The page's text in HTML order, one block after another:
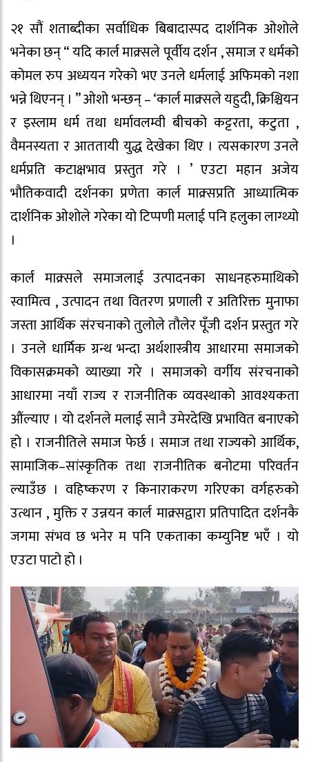
२१ सौं शताब्दीका सर्वाधिक बिबादास्पद दार्शनिक ओशोले
भनेका छन् “ यदि कार्ल माक्र्सले पूर्वीय दर्शन , समाज र धर्मको
कोमल रुप अध्ययन गरेको भए उनले धर्मलाई अफिमको नशा
भन्ने थिएनन् । ” ओशो भन्छन् – ‘कार्ल माक्र्सले यहुदी, क्रिश्चियन
र इस्लाम धर्म तथा धर्मावलम्वी बीचको कट्टरता, कटुता ,
वैमनस्यता र आततायी युद्ध देखेका थिए । त्यसकारण उनले
धर्मप्रति कटाक्षभाव प्रस्तुत गरे । ’ एउटा महान अजेय
भौतिकवादी दर्शनका प्रणेता कार्ल माक्र्सप्रति आध्यात्मिक
दार्शनिक ओशोले गरेका यो टिप्पणी मलाई पनि हलुका लाग्थ्यो
।
कार्ल माक्र्सले समाजलाई उत्पादनका साधनहरुमाथिको
स्वामित्व , उत्पादन तथा वितरण प्रणाली र अतिरिक्त मुनाफा
जस्ता आर्थिक संरचनाको तुलोले तौलेर पूँजी दर्शन प्रस्तुत गरे
। उनले धार्मिक ग्रन्थ भन्दा अर्थशास्त्रीय आधारमा समाजको
विकासक्रमको व्याख्या गरे । समाजको वर्गीय संरचनाको
आधारमा नयाँ राज्य र राजनीतिक व्यवस्थाको आवश्यकता
औंल्याए । यो दर्शनले मलाई सानै उमेरदेखि प्रभावित बनाएको
हो । राजनीतिले समाज फेर्छ । समाज तथा राज्यको आर्थिक,
सामाजिक–सांस्कृतिक तथा राजनीतिक बनोटमा परिवर्तन
ल्याउँछ । वहिष्करण र किनाराकरण गरिएका वर्गहरुको
उत्थान , मुक्ति र उन्नयन कार्ल माक्र्सद्वारा प्रतिपादित दर्शनकै
जगमा संभव छ भनेर म पनि एकताका कम्युनिष्ट भएँ । यो
एउटा पाटो हो ।